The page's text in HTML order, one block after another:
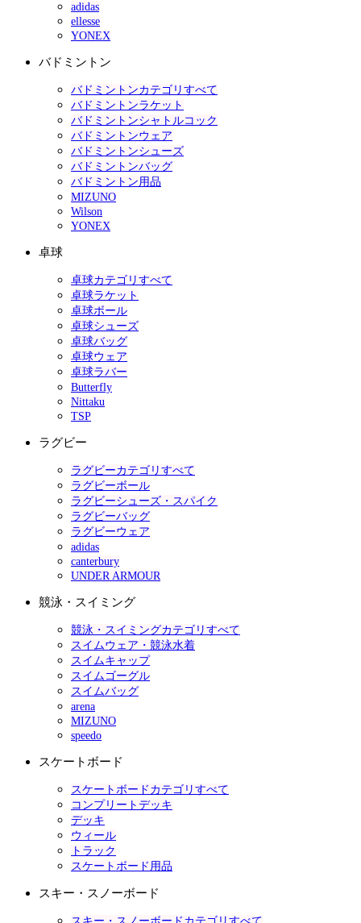
adidas
ellesse
YONEX
バドミントン
バドミントンカテゴリすべて
バドミントンラケット
バドミントンシャトルコック
バドミントンウェア
バドミントンシューズ
バドミントンバッグ
バドミントン用品
MIZUNO
Wilson
YONEX
卓球
卓球カテゴリすべて
卓球ラケット
卓球ボール
卓球シューズ
卓球バッグ
卓球ウェア
卓球ラバー
Butterfly
Nittaku
TSP
ラグビー
ラグビーカテゴリすべて
ラグビーボール
ラグビーシューズ・スパイク
ラグビーバッグ
ラグビーウェア
adidas
canterbury
UNDER ARMOUR
競泳・スイミング
競泳・スイミングカテゴリすべて
スイムウェア・競泳水着
スイムキャップ
スイムゴーグル
スイムバッグ
arena
MIZUNO
speedo
スケートボード
スケートボードカテゴリすべて
コンプリートデッキ
デッキ
ウィール
トラック
スケートボード用品
スキー・スノーボード